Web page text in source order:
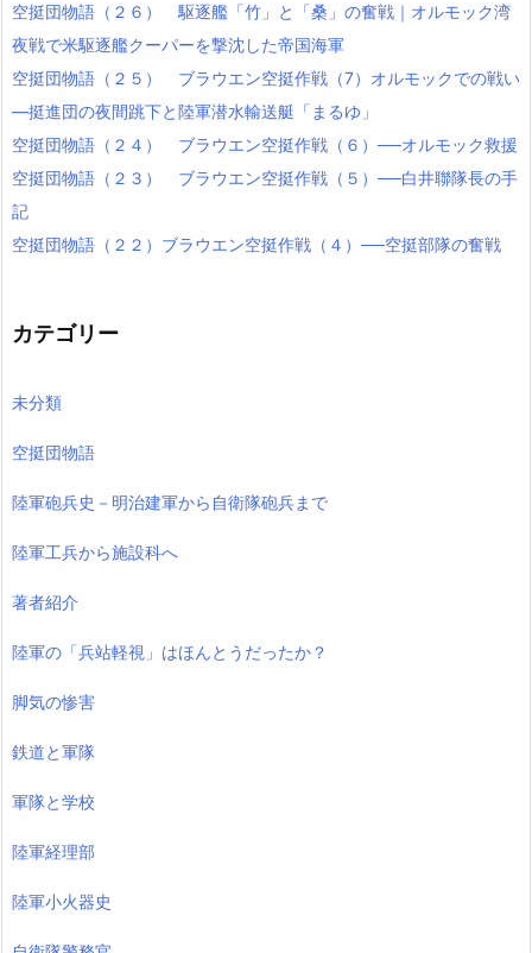
空挺団物語（２６） 駆逐艦「竹」と「桑」の奮戦｜オルモック湾
夜戦で米駆逐艦クーパーを撃沈した帝国海軍
空挺団物語（２５） ブラウエン空挺作戦（7）オルモックでの戦い
―挺進団の夜間跳下と陸軍潜水輸送艇「まるゆ」
空挺団物語（２４） ブラウエン空挺作戦（６）──オルモック救援
空挺団物語（２３） ブラウエン空挺作戦（５）──白井聯隊長の手
記
空挺団物語（２２）ブラウエン空挺作戦（４）──空挺部隊の奮戦
カテゴリー
未分類
空挺団物語
陸軍砲兵史－明治建軍から自衛隊砲兵まで
陸軍工兵から施設科へ
著者紹介
陸軍の「兵站軽視」はほんとうだったか？
脚気の惨害
鉄道と軍隊
軍隊と学校
陸軍経理部
陸軍小火器史